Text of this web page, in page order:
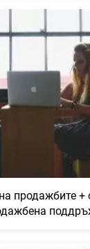
продажбите +